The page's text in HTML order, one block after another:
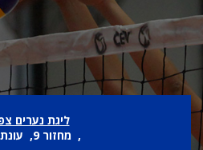
ליגת נערים
, מחזור 9, עונת 25/26